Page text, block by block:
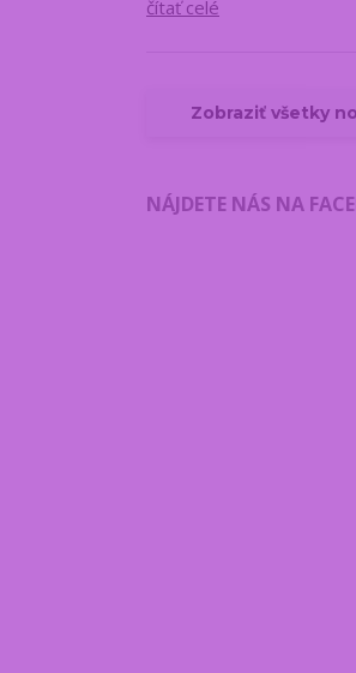
čítať celé
Zobraziť všetky
NÁJDETE NÁS NA